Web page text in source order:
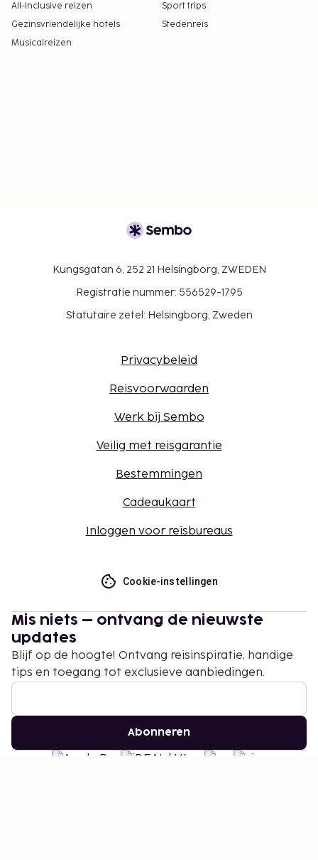
All-Inclusive reizen
Sport trips
Gezinsvriendelijke hotels
Stedenreis
Musicalreizen
Kungsgatan 6, 252 21 Helsingborg, ZWEDEN
Registratie nummer: 556529-1795
Statutaire zetel: Helsingborg, Zweden
Privacybeleid
Reisvoorwaarden
Werk bij Sembo
Veilig met reisgarantie
Bestemmingen
Cadeaukaart
Inloggen voor reisbureaus
Cookie-instellingen
Mis niets – ontvang de nieuwste
updates
Blijf op de hoogte! Ontvang reisinspiratie, handige
tips en toegang tot exclusieve aanbiedingen.
Abonneren